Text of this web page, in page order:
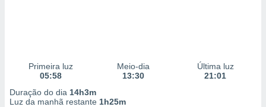
Primeira luz
05:58
Meio-dia
13:30
Última luz
21:01
Duração do dia 14h3m
Luz da manhã restante 1h25m